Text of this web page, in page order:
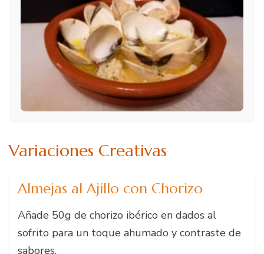
Variaciones Creativas
Almejas al Ajillo con Chorizo
Añade 50g de chorizo ibérico en dados al
sofrito para un toque ahumado y contraste de
sabores.